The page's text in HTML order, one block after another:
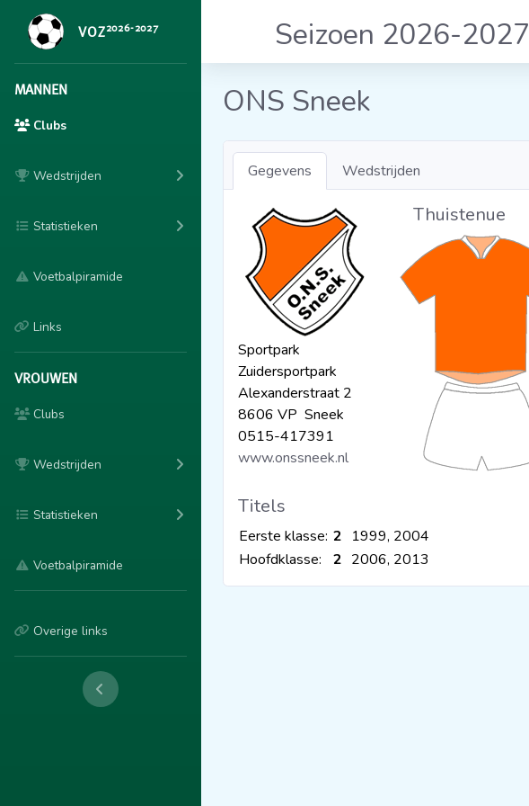
VOZ2026-2027
MANNEN
Clubs
Wedstrijden
Statistieken
Voetbalpiramide
Links
VROUWEN
Clubs
Wedstrijden
Statistieken
Voetbalpiramide
Overige links
Seizoen 2026-2027
ONS Sneek
Gegevens Wedstrijden
Sportpark
Zuidersportpark
Alexanderstraat 2
8606 VP Sneek
0515-417391
www.onssneek.nl
Thuistenue
Titels
Eerste klasse: 2 1999, 2004
Hoofdklasse:
2 2006, 2013